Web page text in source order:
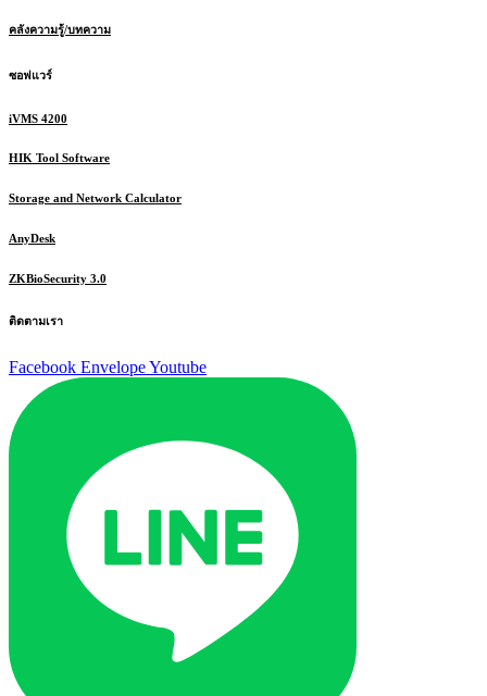
คลังความรู้/บทความ
ซอฟแวร์
iVMS 4200
HIK Tool Software
Storage and Network Calculator
AnyDesk
ZKBioSecurity 3.0
ติดตามเรา
Facebook EnvelopeYoutube